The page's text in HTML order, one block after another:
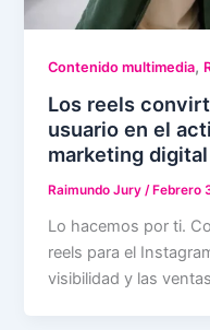
Contenido multimedia,
Los reels
usuario en el
marketing digital
Raimundo Jury/ Febrero
Lo hacemos por ti.
reels para el
visibilidad y las